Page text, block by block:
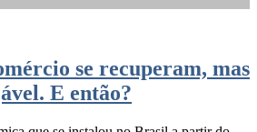
se recuperam, mas
E então?